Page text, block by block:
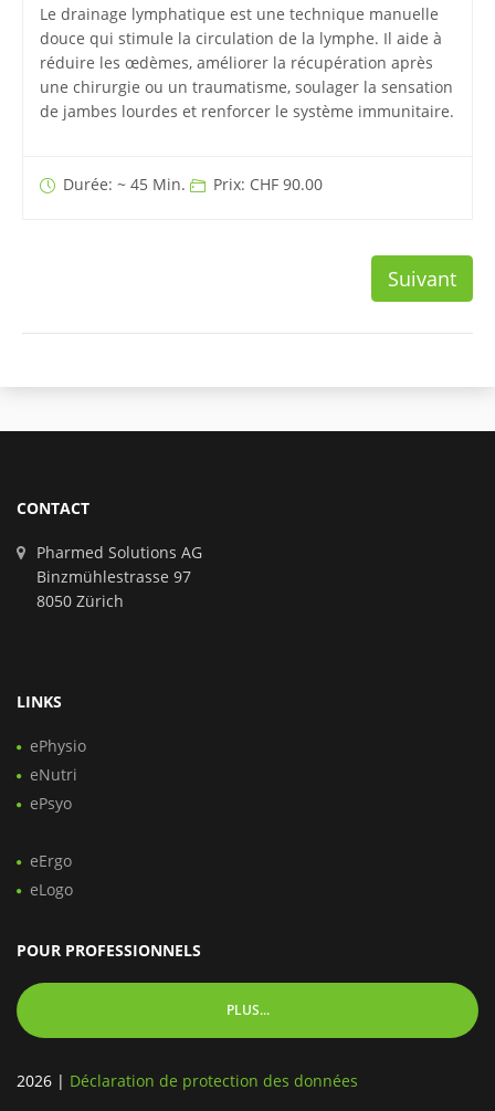
Le drainage lymphatique est une technique manuelle
douce qui stimule la circulation de la lymphe. Il aide à
réduire les œdèmes, améliorer la récupération après
une chirurgie ou un traumatisme, soulager la sensation
de jambes lourdes et renforcer le système immunitaire.
Durée: ~ 45 Min. Prix: CHF 90.00
Suivant
CONTACT
Pharmed Solutions AG
Binzmühlestrasse 97
8050 Zürich
LINKS
ePhysio
eNutri
ePsyo
eErgo
eLogo
POUR PROFESSIONNELS
PLUS...
2026 | Déclaration de protection des données